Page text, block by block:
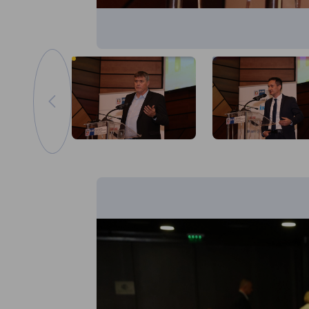
Увеличаване на изображението
Отидете на предишното изображение